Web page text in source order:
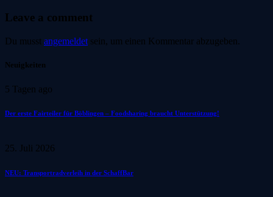
Leave a comment
Du musst angemeldet sein, um einen Kommentar abzugeben.
Neuigkeiten
5 Tagen ago
Der erste Fairteiler für Böblingen – Foodsharing braucht Unterstützung!
25. Juli 2026
NEU: Transportradverleih in der SchaffBar